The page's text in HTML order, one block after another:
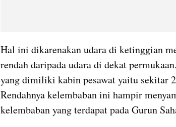
Hal ini dikarenakan udara di ketinggian
rendah daripada udara di dekat
yang dimiliki kabin pesawat yaitu sekitar
Rendahnya kelembaban ini hampir
kelembaban yang terdapat pada Gurun